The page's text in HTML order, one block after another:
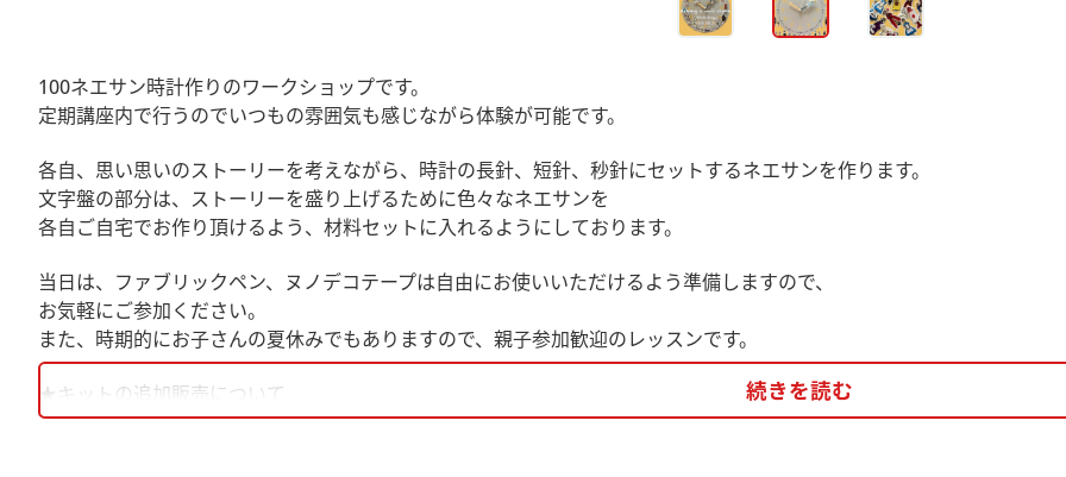
100ネエサン時計作りのワークショップです。
定期講座内で行うのでいつもの雰囲気も感じながら体験が可能です。
各自、思い思いのストーリーを考えながら、時計の長針、短針、秒針にセットするネエサンを作ります。
文字盤の部分は、ストーリーを盛り上げるために色々なネエサンを
各自ご自宅でお作り頂けるよう、材料セットに入れるようにしております。
当日は、ファブリックペン、ヌノデコテープは自由にお使いいただけるよう準備しますので、
お気軽にご参加ください。
また、時期的にお子さんの夏休みでもありますので、親子参加歓迎のレッスンです。
★キットの追加販売について
キットの追加販売も行いますので、ご希望の数をヴォーグ学園横浜校までお電話かメールで予めお知らせください。
続きを読む